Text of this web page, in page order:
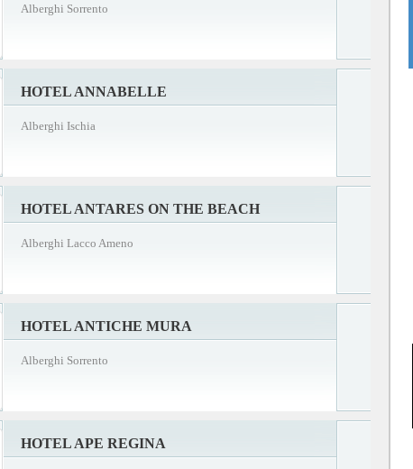
Alberghi Sorrento
HOTEL ANNABELLE
Alberghi Ischia
HOTEL ANTARES ON THE BEACH
Alberghi Lacco Ameno
HOTEL ANTICHE MURA
Alberghi Sorrento
HOTEL APE REGINA